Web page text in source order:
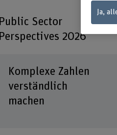
Public Sector
Perspectives 2026
Komplexe Zahlen
verständlich
machen
Ja,